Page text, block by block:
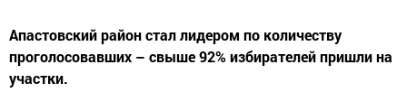
Апастовский район стал лидером по количеству
проголосовавших – свыше 92% избирателей пришли на
участки.